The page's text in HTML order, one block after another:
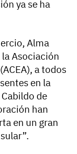
ya se ha
Alma
Asociación
a todos
en la
de
han
en un gran